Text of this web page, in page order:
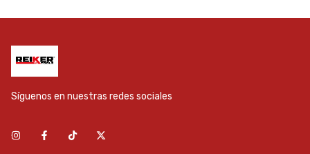
Síguenos en nuestras redes sociales